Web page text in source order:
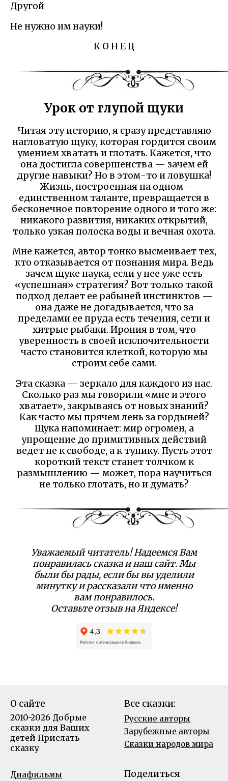
Другой
Не нужно им науки!
К О Н Е Ц
Урок от глупой щуки
Читая эту историю, я сразу представляю
нагловатую щуку, которая гордится своим
умением хватать и глотать. Кажется, что
она достигла совершенства — зачем ей
другие навыки? Но в этом-то и ловушка!
Жизнь, построенная на одном-
единственном таланте, превращается в
бесконечное повторение одного и того же:
никакого развития, никаких открытий,
только узкая полоска воды и вечная охота.
Мне кажется, автор тонко высмеивает тех,
кто отказывается от познания мира. Ведь
зачем щуке наука, если у нее уже есть
«успешная» стратегия? Вот только такой
подход делает ее рабыней инстинктов —
она даже не догадывается, что за
пределами ее пруда есть течения, сети и
хитрые рыбаки. Ирония в том, что
уверенность в своей исключительности
часто становится клеткой, которую мы
строим себе сами.
Эта сказка — зеркало для каждого из нас.
Сколько раз мы говорили «мне и этого
хватает», закрываясь от новых знаний?
Как часто мы прячем лень за гордыней?
Щука напоминает: мир огромен, а
упрощение до примитивных действий
ведет не к свободе, а к тупику. Пусть этот
короткий текст станет толчком к
размышлению — может, пора научиться
не только глотать, но и думать?
Уважаемый читатель! Надеемся Вам
понравилась сказка и наш сайт. Мы
были бы рады, если бы вы уделили
минутку и рассказали что именно
вам понравилось.
Оставьте отзыв на Яндексе!
О сайте
2010-2026 Добрые
сказки для Ваших
детей Прислать
сказку
Все сказки:
Русские авторы
Зарубежные авторы
Сказки народов мира
Диафильмы Поделиться